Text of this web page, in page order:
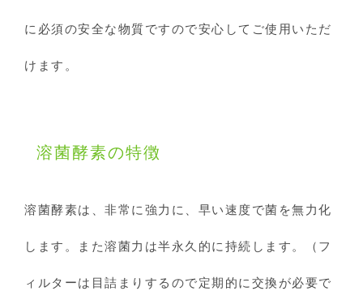
に必須の安全な物質ですので安心してご使用いただ
けます。
溶菌酵素の特徴
溶菌酵素は、非常に強力に、早い速度で菌を無力化
します。また溶菌力は半永久的に持続します。（フ
ィルターは目詰まりするので定期的に交換が必要で